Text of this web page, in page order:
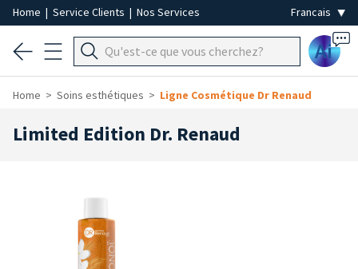
Home | Service Clients | Nos Services
Ai
Home Soins esthétiques Ligne Cosmétique Dr Renaud
Limited Edition Dr. Renaud